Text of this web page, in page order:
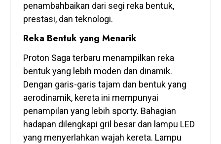
penambahbaikan dari segi reka bentuk,
prestasi, dan teknologi.
Reka Bentuk yang Menarik
Proton Saga terbaru menampilkan reka
bentuk yang lebih moden dan dinamik.
Dengan garis-garis tajam dan bentuk yang
aerodinamik, kereta ini mempunyai
penampilan yang lebih sporty. Bahagian
hadapan dilengkapi gril besar dan lampu LED
yang menyerlahkan wajah kereta. Lampu